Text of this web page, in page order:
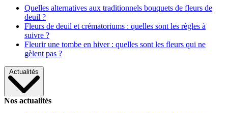
Quelles alternatives aux traditionnels bouquets de fleurs de
deuil ?
Fleurs de deuil et crématoriums : quelles sont les règles à
suivre ?
Fleurir une tombe en hiver : quelles sont les fleurs qui ne
gèlent pas ?
Actualités
Nos actualités